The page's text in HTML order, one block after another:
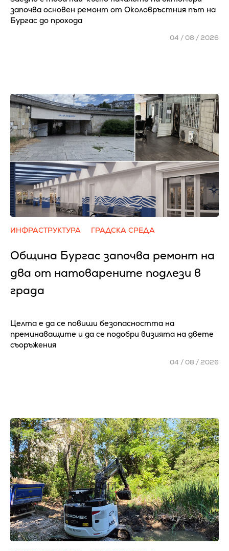
започва основен ремонт от Околовръстния път на
Бургас до прохода
04 / 08 / 2026
ИНФРАСТРУКТУРА ГРАДСКА СРЕДА
Община Бургас започва ремонт на
два от натоварените подлези в
града
Целта е да се повиши безопасността на
преминаващите и да се подобри визията на двете
съоръжения
04 / 08 / 2026